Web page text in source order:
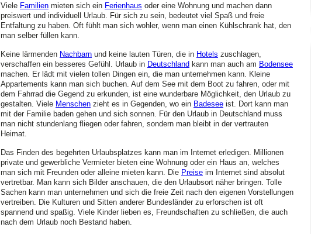
Viele Familien mieten sich ein Ferienhaus oder eine Wohnung und machen dann
preiswert und individuell Urlaub. Für sich zu sein, bedeutet viel Spaß und freie
Entfaltung zu haben. Oft fühlt man sich wohler, wenn man einen Kühlschrank hat, den
man selber füllen kann.
Keine lärmenden Nachbarn und keine lauten Türen, die in Hotels zuschlagen,
verschaffen ein besseres Gefühl. Urlaub in Deutschland kann man auch am Bodensee
machen. Er lädt mit vielen tollen Dingen ein, die man unternehmen kann. Kleine
Appartements kann man sich buchen. Auf dem See mit dem Boot zu fahren, oder mit
dem Fahrrad die Gegend zu erkunden, ist eine wunderbare Möglichkeit, den Urlaub zu
gestalten. Viele Menschen zieht es in Gegenden, wo ein Badesee ist. Dort kann man
mit der Familie baden gehen und sich sonnen. Für den Urlaub in Deutschland muss
man nicht stundenlang fliegen oder fahren, sondern man bleibt in der vertrauten
Heimat.
Das Finden des begehrten Urlaubsplatzes kann man im Internet erledigen. Millionen
private und gewerbliche Vermieter bieten eine Wohnung oder ein Haus an, welches
man sich mit Freunden oder alleine mieten kann. Die Preise im Internet sind absolut
vertretbar. Man kann sich Bilder anschauen, die den Urlaubsort näher bringen. Tolle
Sachen kann man unternehmen und sich die freie Zeit nach den eigenen Vorstellungen
vertreiben. Die Kulturen und Sitten anderer Bundesländer zu erforschen ist oft
spannend und spaßig. Viele Kinder lieben es, Freundschaften zu schließen, die auch
nach dem Urlaub noch Bestand haben.